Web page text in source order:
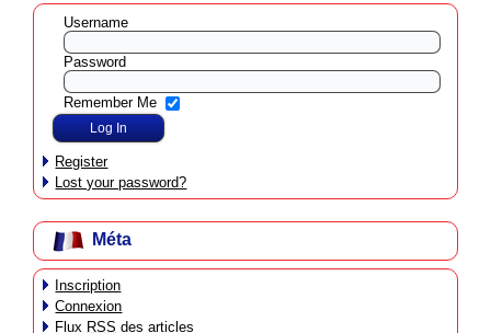
Username
Password
Remember Me
Register
Lost your password?
Méta
Inscription
Connexion
Flux RSS des articles